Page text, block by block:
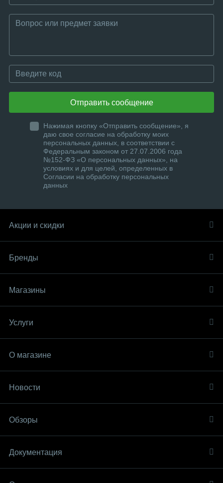
Отправить сообщение
Нажимая кнопку «Отправить сообщение», я
даю свое согласие на обработку моих
персональных данных, в соответствии с
Федеральным законом от 27.07.2006 года
№152-ФЗ «О персональных данных», на
условиях и для целей, определенных в
Согласии на обработку персональных
данных
Акции и скидки
Бренды
Магазины
Услуги
О магазине
Новости
Обзоры
Документация